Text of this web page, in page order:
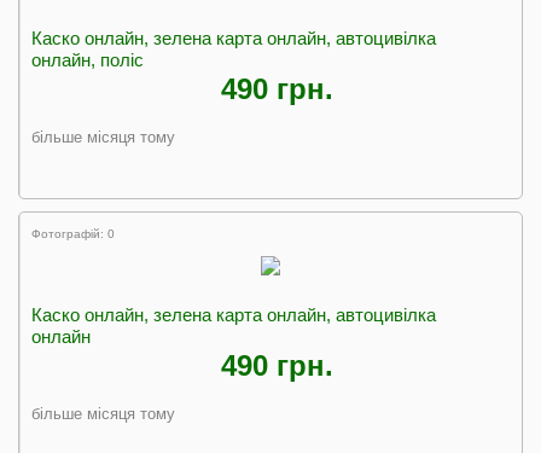
Каско онлайн, зелена карта онлайн, автоцивілка
онлайн, поліс
490 грн.
більше місяця тому
Фотографій: 0
Каско онлайн, зелена карта онлайн, автоцивiлка
онлайн
490 грн.
більше місяця тому